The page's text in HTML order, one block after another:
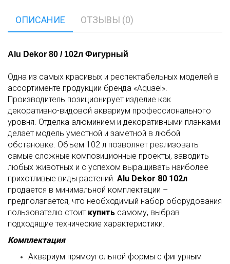
ОПИСАНИЕ ОТЗЫВЫ (0)
Alu Dekor 80 / 102л Фигурный
Одна из самых красивых и респектабельных моделей в
ассортименте продукции бренда «Aquael».
Производитель позиционирует изделие как
декоративно-видовой аквариум профессионального
уровня. Отделка алюминием и декоративными планками
делает модель уместной и заметной в любой
обстановке. Объем 102 л позволяет реализовать
самые сложные композиционные проекты, заводить
любых животных и с успехом выращивать наиболее
прихотливые виды растений. Alu Dekor 80 102л
продается в минимальной комплектации –
предполагается, что необходимый набор оборудования
пользователю стоит купить самому, выбрав
подходящие технические характеристики.
Комплектация
Аквариум прямоугольной формы с фигурным